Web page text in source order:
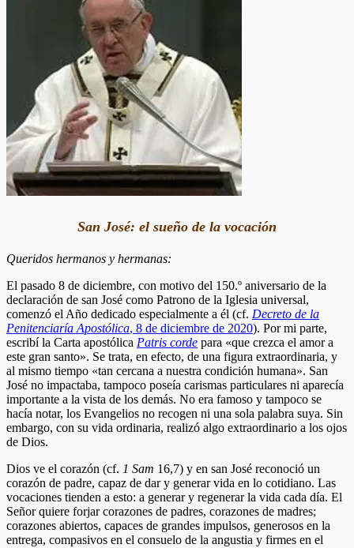
San José: el sueño de la vocación
Queridos hermanos y hermanas:
El pasado 8 de diciembre, con motivo del 150.º aniversario de la
declaración de san José como Patrono de la Iglesia universal,
comenzó el Año dedicado especialmente a él (cf. Decreto de la
Penitenciaría Apostólica, 8 de diciembre de 2020). Por mi parte,
escribí la Carta apostólica Patris corde para «que crezca el amor a
este gran santo». Se trata, en efecto, de una figura extraordinaria, y
al mismo tiempo «tan cercana a nuestra condición humana». San
José no impactaba, tampoco poseía carismas particulares ni aparecía
importante a la vista de los demás. No era famoso y tampoco se
hacía notar, los Evangelios no recogen ni una sola palabra suya. Sin
embargo, con su vida ordinaria, realizó algo extraordinario a los ojos
de Dios.
Dios ve el corazón (cf. 1 Sam 16,7) y en san José reconoció un
corazón de padre, capaz de dar y generar vida en lo cotidiano. Las
vocaciones tienden a esto: a generar y regenerar la vida cada día. El
Señor quiere forjar corazones de padres, corazones de madres;
corazones abiertos, capaces de grandes impulsos, generosos en la
entrega, compasivos en el consuelo de la angustia y firmes en el